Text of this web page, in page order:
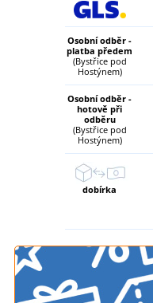
Osobní odběr -
platba předem
(Bystřice pod
Hostýnem)
Osobní odběr -
hotově při
odběru
(Bystřice pod
Hostýnem)
dobírka